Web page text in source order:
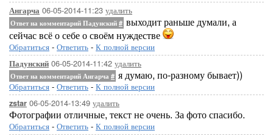
Ангарча 06-05-2014-11:23 удалить
Ответ на комментарий Падунский # выходит раньше думали, а
сейчас всё о себе о своём нуждестве
Обратиться - Ответить - К полной версии
Падунский 06-05-2014-11:42 удалить
Ответ на комментарий Ангарча # я думаю, по-разному бывает))
Обратиться - Ответить - К полной версии
zstar 06-05-2014-13:49 удалить
Фотографии отличные, текст не очень. За фото спасибо.
Обратиться - Ответить - К полной версии